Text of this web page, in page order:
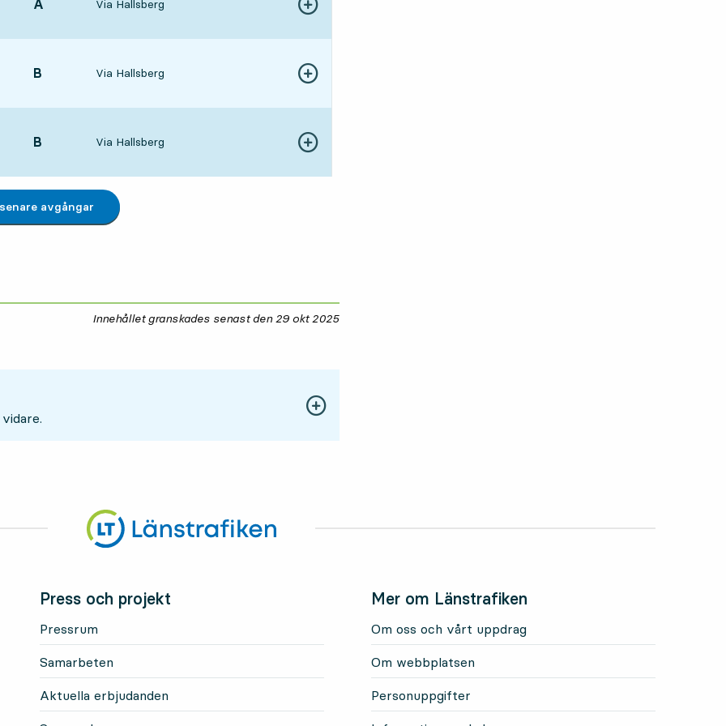
LÄGE,
A Via Hallsberg Visa fler detaljer
LÄGE,
B Via Hallsberg Visa fler detaljer
LÄGE,
B Via Hallsberg Visa fler detaljer
avgångar
Innehållet granskades senast den 29 okt 2025
Press och projekt
Pressrum
Samarbeten
Aktuella erbjudanden
Mer om Länstrafiken
Om oss och vårt uppdrag
Om webbplatsen
Personuppgifter